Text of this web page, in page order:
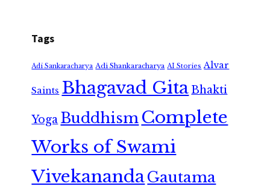
Tags
Adi Sankaracharya Adi Shankaracharya AI Stories Alvar
Saints Bhagavad GitaBhakti
Yoga Buddhism Complete
Works of Swami
VivekanandaGautama